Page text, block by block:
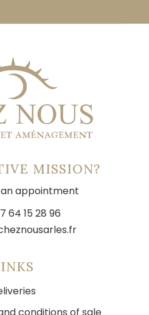
MISSION?
appointment
64 15 28 96